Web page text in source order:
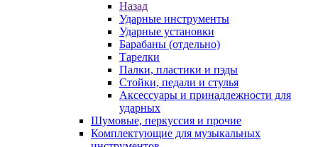
Назад
Ударные инструменты
Ударные установки
Барабаны (отдельно)
Тарелки
Палки, пластики и пэды
Стойки, педали и стулья
Аксессуары и принадлежности для
ударных
Шумовые, перкуссия и прочие
Комплектующие для музыкальных